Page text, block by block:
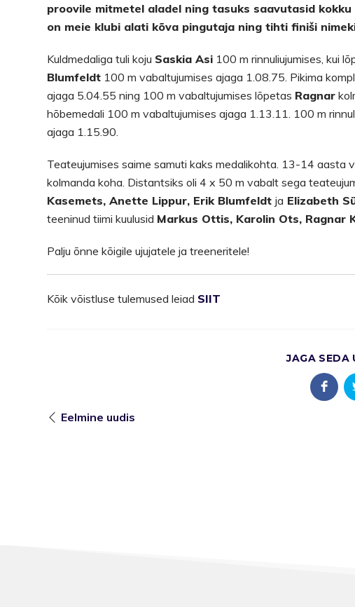
proovile mitmetel aladel ning tasuks saavutasid
on meie klubi alati kõva pingutaja ning tihti finiši
Kuldmedaliga tuli koju Saskia Asi 100 m rinnuliujumises, kui
Blumfeldt 100 m vabaltujumises ajaga 1.08.75. Pikima
ajaga 5.04.55 ning 100 m vabaltujumises lõpetas Ragnar
hõbemedali 100 m vabaltujumises ajaga 1.13.11. 100 m
ajaga 1.15.90.
Teateujumises saime samuti kaks medalikohta. 13-14
kolmanda koha. Distantsiks oli 4 x 50 m vabalt sega
Kasemets, Anette Lippur, Erik Blumfeldtja Elizabeth
teeninud tiimi kuulusid Markus Ottis, Karolin Ots, Ragnar
Palju õnne kõigile ujujatele ja treeneritele!
Kõik võistluse tulemused leiad SIIT
JAGA SEDA
Eelmine uudis